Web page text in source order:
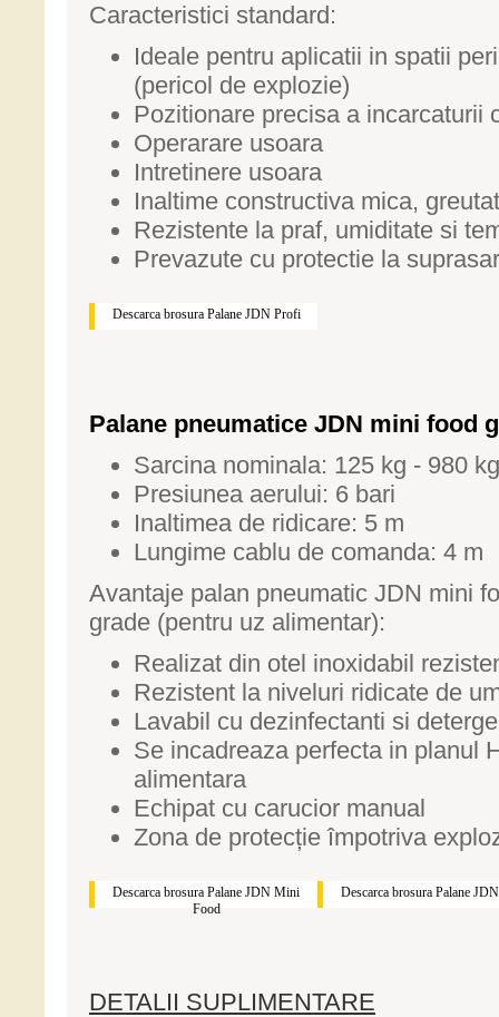
Caracteristici standard:
Ideale pentru aplicatii in spatii
(pericol de explozie)
Pozitionare precisa a incarcaturii
Operarare usoara
Intretinere usoara
Inaltime constructiva mica,
Rezistente la praf, umiditate si
Prevazute cu protectie la
Descarca brosura Palane JDN Profi
Palane pneumatice JDN mini food
Sarcina nominala: 125 kg - 980 kg
Presiunea aerului: 6 bari
Inaltimea de ridicare: 5 m
Lungime cablu de comanda: 4 m
Avantaje palan pneumatic JDN mini
grade (pentru uz alimentar):
Realizat din otel inoxidabil
Rezistent la niveluri ridicate de
Lavabil cu dezinfectanti si
Se incadreaza perfecta in planul
alimentara
Echipat cu carucior manual
Zona de protecție împotriva
Descarca brosura Palane JDN Mini
Food
Descarca brosura Palane
DETALII SUPLIMENTARE